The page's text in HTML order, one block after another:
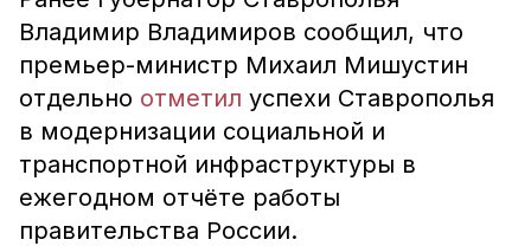
Владимир Владимиров сообщил, что
премьер-министр Михаил Мишустин
отдельно отметил успехи Ставрополья
в модернизации социальной и
транспортной инфраструктуры в
ежегодном отчёте работы
правительства России.